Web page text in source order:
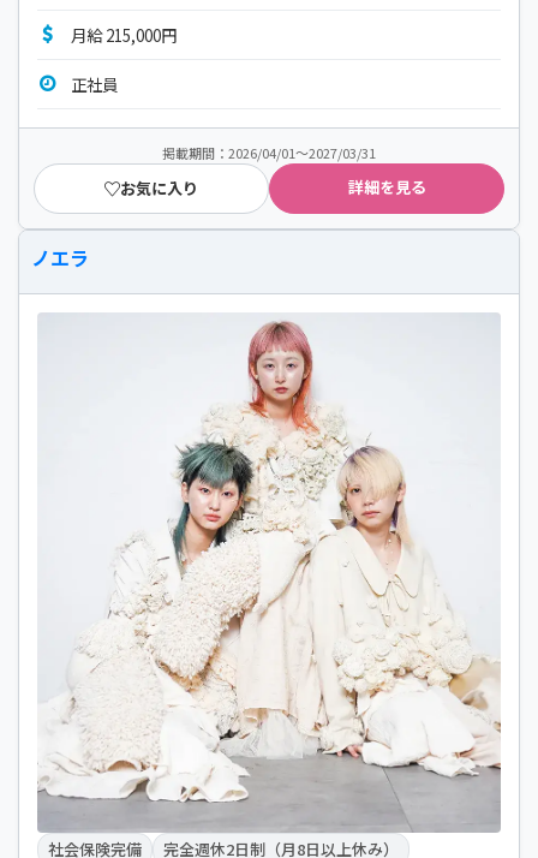
月給 215,000円
正社員
掲載期間：2026/04/01～2027/03/31
お気に入り 詳細を見る
ノエラ
社会保険完備 完全週休2日制（月8日以上休み）